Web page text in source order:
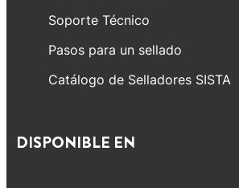
Soporte Técnico
Pasos para un sellado
Catálogo de Selladores SISTA
DISPONIBLE EN